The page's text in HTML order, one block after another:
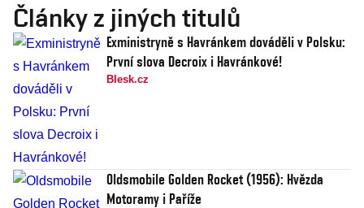
Články z jiných titulů
Exministryně s Havránkem dováděli v Polsku:
První slova Decroix i Havránkové!
Blesk.cz
Oldsmobile Golden Rocket (1956): Hvězda
Motoramy i Paříže